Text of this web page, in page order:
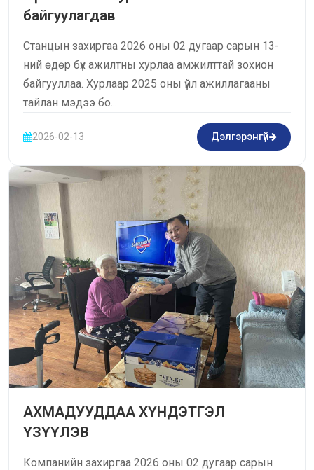
байгуулагдав
Станцын захиргаа 2026 оны 02 дугаар сарын 13-
ний өдөр бүх ажилтны хурлаа амжилттай зохион
байгууллаа. Хурлаар 2025 оны үйл ажиллагааны
тайлан мэдээ бо...
2026-02-13 Дэлгэрэнгүй
АХМАДУУДДАА ХҮНДЭТГЭЛ
ҮЗҮҮЛЭВ
Компанийн захиргаа 2026 оны 02 дугаар сарын